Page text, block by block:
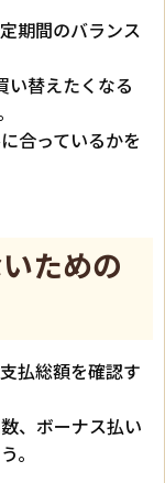
期間のバランス
い替えたくなる
合っているかを
ための
払総額を確認す
、ボーナス払い
。